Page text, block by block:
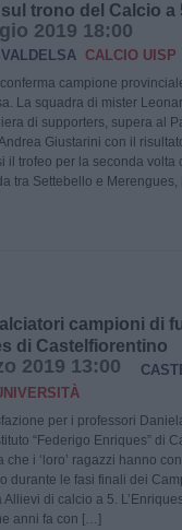
trono del Calcio a
2019 18:00
CALCIO UISP
conferma campione
La squadra di mister
di supporters, supera al
Giustarini con il
il trofeo per la seconda volta
tra Settebello e
campioni di
di Castelfiorentino
2019 13:00
per i professori
“Federigo Enriques” di
che i ‘loro’ ragazzi hanno
durante le fasi finali dei
Allievi di calcio a 5.
anni fa con […]